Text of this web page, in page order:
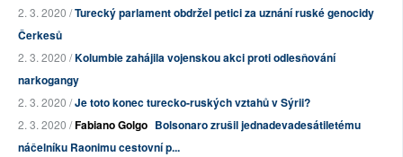
2. 3. 2020 /Turecký parlament obdržel petici za uznání ruské genocidy
Čerkesů
2. 3. 2020 /Kolumbie zahájila vojenskou akci proti odlesňování
narkogangy
2. 3. 2020 /Je toto konec turecko-ruských vztahů v Sýrii?
2. 3. 2020 /Fabiano Golgo Bolsonaro zrušil jednadevadesátiletému
náčelníku Raonimu cestovní p...